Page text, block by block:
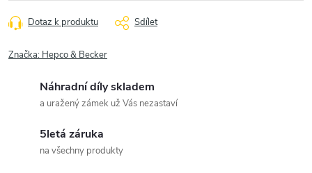
Dotaz k produktu Sdílet
Značka: Hepco & Becker
Náhradní díly skladem
a uražený zámek už Vás nezastaví
5letá záruka
na všechny produkty